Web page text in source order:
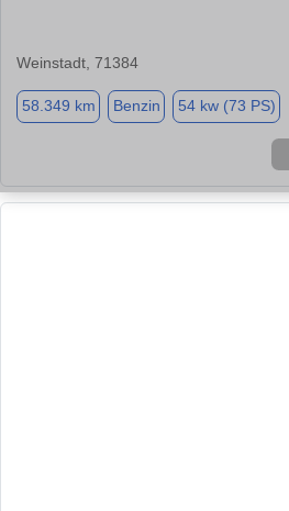
Weinstadt, 71384
58.349 km Benzin 54 kw (73 PS)